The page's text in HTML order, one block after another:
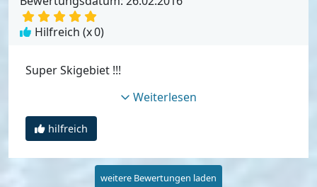
Hilfreich (x0)
Super Skigebiet !!!
Weiterlesen
hilfreich
weitere Bewertungen laden